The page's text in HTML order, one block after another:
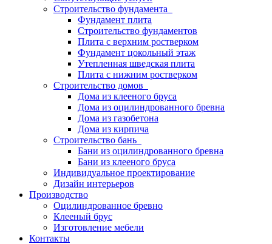
Строительство фундамента
Фундамент плита
Строительство фундаментов
Плита с верхним ростверком
Фундамент цокольный этаж
Утепленная шведская плита
Плита с нижним ростверком
Строительство домов
Дома из клееного бруса
Дома из оцилиндрованного бревна
Дома из газобетона
Дома из кирпича
Строительство бань
Бани из оцилиндрованного бревна
Бани из клееного бруса
Индивидуальное проектирование
Дизайн интерьеров
Производство
Оцилиндрованное бревно
Клееный брус
Изготовление мебели
Контакты